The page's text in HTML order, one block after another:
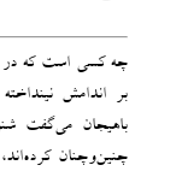
چه کسی است که در
بر اندامش
باهیجان می‌‌گفت
چنین‌وچنان